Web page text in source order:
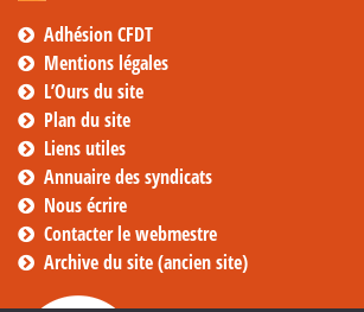
Adhésion CFDT
Mentions légales
L’Ours du site
Plan du site
Liens utiles
Annuaire des syndicats
Nous écrire
Contacter le webmestre
Archive du site (ancien site)